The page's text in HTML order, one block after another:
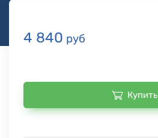
4 840 руб
Купить